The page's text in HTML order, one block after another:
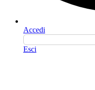
Accedi
Esci